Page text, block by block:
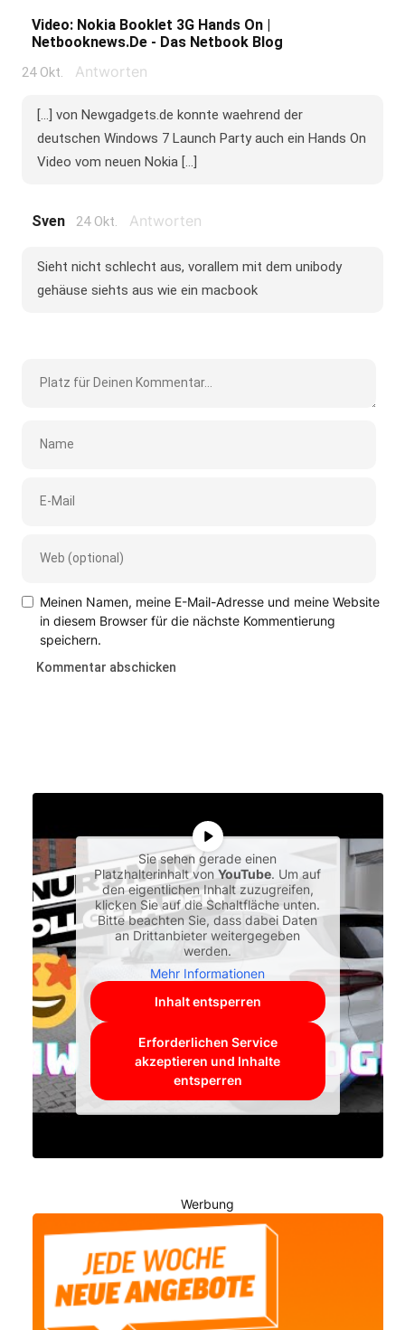
Video: Nokia Booklet 3G Hands On |
Netbooknews.de - Das Netbook Blog
24 Okt. Antworten
[...] von Newgadgets.de konnte waehrend der
deutschen Windows 7 Launch Party auch ein Hands On
Video vom neuen Nokia [...]
Sven 24 Okt. Antworten
Sieht nicht schlecht aus, vorallem mit dem unibody
gehäuse siehts aus wie ein macbook
Meinen Namen, meine E-Mail-Adresse und meine Website
in diesem Browser für die nächste Kommentierung
speichern.
Sie sehen gerade einen
Platzhalterinhalt vonYouTube. Um auf
den eigentlichen Inhalt zuzugreifen,
klicken Sie auf die Schaltfläche unten.
Bitte beachten Sie, dass dabei Daten
an Drittanbieter weitergegeben
werden.
Mehr Informationen
Inhalt entsperren
Erforderlichen Service
akzeptieren und Inhalte
entsperren
Werbung